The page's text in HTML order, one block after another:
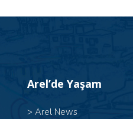
Arel’de Yaşam
> Arel News